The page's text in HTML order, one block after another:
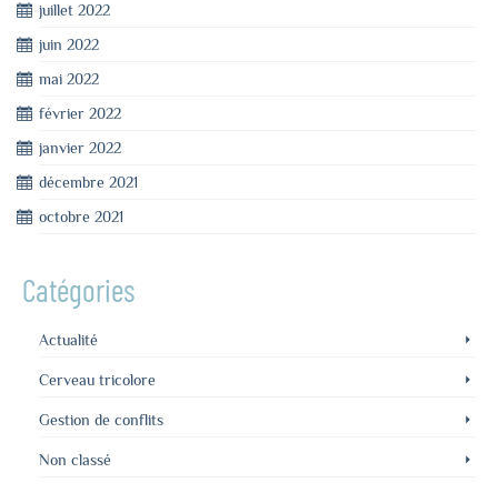
juillet 2022
juin 2022
mai 2022
février 2022
janvier 2022
décembre 2021
octobre 2021
Catégories
Actualité
Cerveau tricolore
Gestion de conflits
Non classé